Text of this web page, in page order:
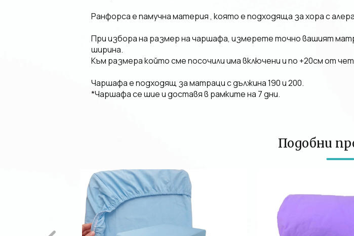
Ранфорса е памучна материя , която е подходяща за хора с
При избора на размер на чаршафа, измерете точно вашият
ширина.
Към размера който сме посочили има включени и по +20см от
Чаршафа е подходящ за матраци с дължина 190 и 200.
*Чаршафа се шие и доставя в рамките на 7 дни.
Подобни